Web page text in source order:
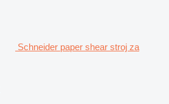
Schneider paper shear stroj za